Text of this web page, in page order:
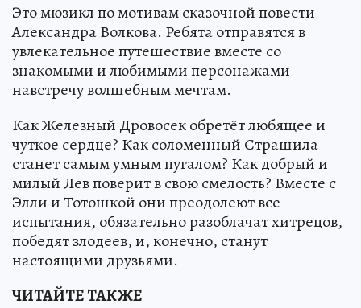
Это мюзикл по мотивам сказочной повести
Александра Волкова. Ребята отправятся в
увлекательное путешествие вместе со
знакомыми и любимыми персонажами
навстречу волшебным мечтам.
Как Железный Дровосек обретёт любящее и
чуткое сердце? Как соломенный Страшила
станет самым умным пугалом? Как добрый и
милый Лев поверит в свою смелость? Вместе с
Элли и Тотошкой они преодолеют все
испытания, обязательно разоблачат хитрецов,
победят злодеев, и, конечно, станут
настоящими друзьями.
ЧИТАЙТЕ ТАКЖЕ